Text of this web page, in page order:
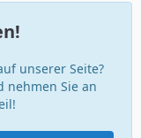
unserer Seite?
nehmen Sie an